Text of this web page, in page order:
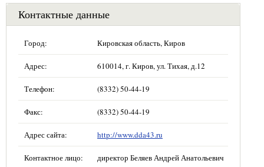
Контактные данные
Город: Кировская область, Киров
Адрес: 610014, г. Киров, ул. Тихая, д.12
Телефон: (8332) 50-44-19
Факс: (8332) 50-44-19
Адрес сайта: http://www.dda43.ru
Контактное лицо: директор Беляев Андрей Анатольевич